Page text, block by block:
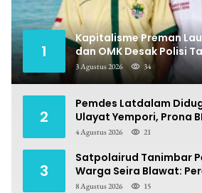
1
Kapitalisme Preman
dan OMK Desak Polisi
Pungli
3 Agustus 2026 34
2
Pemdes Latdalam
Ulayat Yempori, Prona
Sengketa
4 Agustus 2026 21
3
Satpolairud Tanimbar
Warga Seira Blawat:
Berpotensi Pidana
8 Agustus 2026 15